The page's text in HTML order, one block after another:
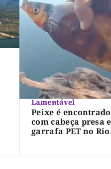
Lamentável
Peixe é encontrado
com cabeça presa
garrafa PET no Rio